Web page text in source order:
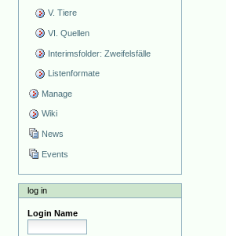
V. Tiere
VI. Quellen
Interimsfolder: Zweifelsfälle
Listenformate
Manage
Wiki
News
Events
log in
Login Name